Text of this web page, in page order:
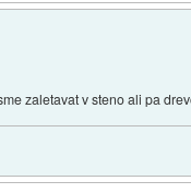
zaletavat v steno ali pa